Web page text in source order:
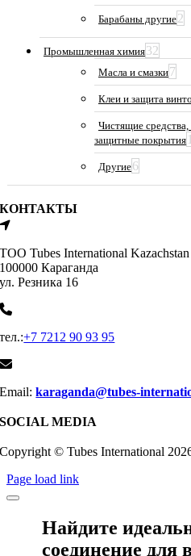
Барабаны другие2
Промышленная химия32
Масла и смазки7
Клеи и защита
Чистящие
защитные покрытия
Другие6
КОНТАКТЫ
ТОО Tubes International Kazachstan
100000 Караганда
ул. Резника 16
тел.:+7 7212 90 93 95
Email:karaganda@tubes-
SOCIAL MEDIA
Copyright © Tubes International
Page load link
Найдите
соединение для